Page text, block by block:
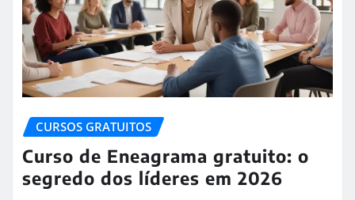
CURSOS GRATUITOS
Curso de Eneagrama gratuito: o
segredo dos líderes em 2026